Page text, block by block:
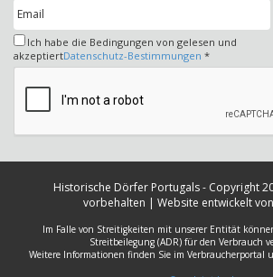
Ich habe die Bedingungen von gelesen und
akzeptiertDatenschutz-Bestimmungen *
Historische Dörfer Portugals - Copyright
vorbehalten | Website entwickelt von
Im Falle von Streitigkeiten mit unserer Entität
Streitbeilegung (ADR) für den Verbrauch
Weitere Informationen finden Sie im Verbraucherportal